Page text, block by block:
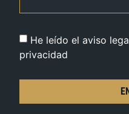
He leído el aviso
privacidad